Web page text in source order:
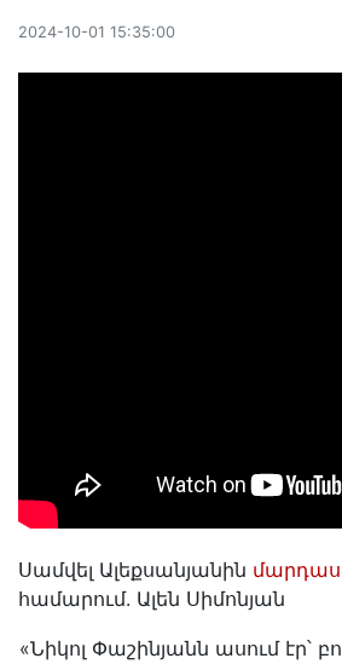
2024-10-01 15:35:00
Սամվել Ալեքսանյանին
համարում. Ալեն Սիմոնյան
«Նիկոլ Փաշինյանն ասում էր՝